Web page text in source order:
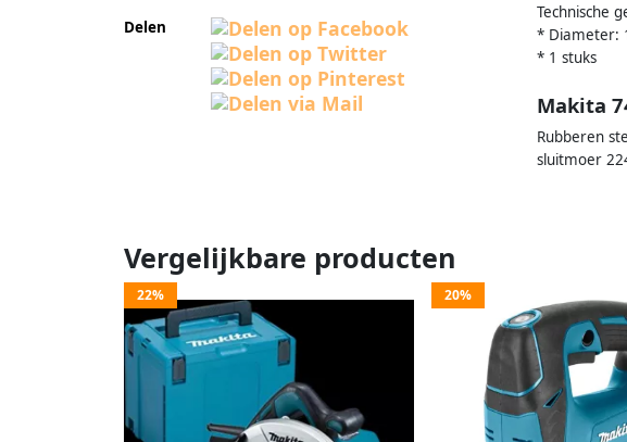
Technische
* Diameter:
* 1 stuks
Makita
Rubberen
sluitmoer
Delen
Vergelijkbare producten
22% 20%